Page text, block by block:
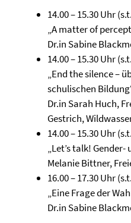
14.00 – 15.30 Uhr
„A matter of
Dr.in Sabine
14.00 – 15.30 Uhr
„End the silence –
schulischen
Dr.in Sarah Huch,
Gestrich,
14.00 – 15.30 Uhr
„Let’s talk!
Melanie Bittner,
16.00 – 17.30 Uhr
„Eine Frage der
Dr.in Sabine